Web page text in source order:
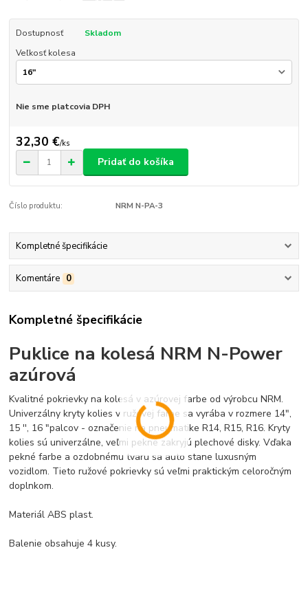
Dostupnosť
Skladom
Veľkosť kolesa
Nie sme platcovia DPH
32,30 €/ks
Pridať do košíka
Číslo produktu: NRM N-PA-3
Kompletné špecifikácie
Komentáre 0
Kompletné špecifikácie
Puklice na kolesá NRM N-Power
azúrová
Kvalitné pokrievky na kolesá v azúrovej farbe od výrobcu NRM.
Univerzálny kryty kolies v ružovej farbe sa vyrába v rozmere 14",
15 '', 16 "palcov - označenie na pneumatike R14, R15, R16. Kryty
kolies sú univerzálne, veľmi pekne zakryjú plechové disky. Vďaka
pekné farbe a ozdobnému tvaru sa auto stane luxusným
vozidlom. Tieto ružové pokrievky sú veľmi praktickým celoročným
doplnkom.
Materiál ABS plast.
Balenie obsahuje 4kusy.